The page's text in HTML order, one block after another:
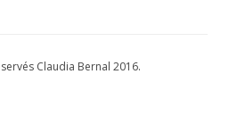
Claudia Bernal 2016.